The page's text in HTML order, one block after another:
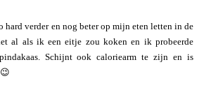
hard verder en nog beter op mijn eten letten in de
al als ik een eitje zou koken en ik probeerde
Schijnt ook caloriearm te zijn en is